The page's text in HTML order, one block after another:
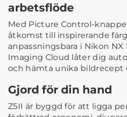
arbetsflöde
Med Picture Control-
åtkomst till inspirerande
anpassningsbara i Nikon NX
Imaging Cloud låter dig
och hämta unika bildrecept
Gjord för din hand
Z5II är byggd för att ligga